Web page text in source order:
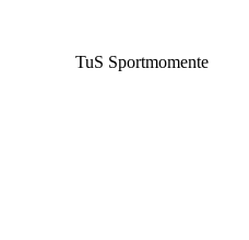
TuS Sportmomente